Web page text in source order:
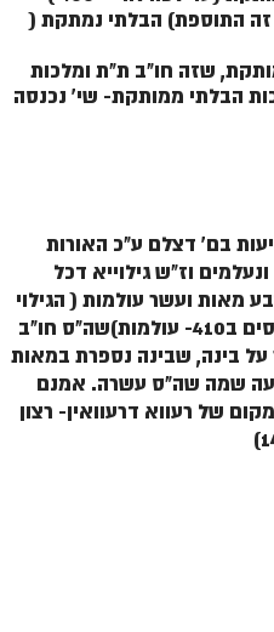
ועשרה נוספות ממלכות (10 זה התוספת) הבלתי נמתקת (
של 10 למלכות הבלתי ממותקת- שי' נכנסה
בם' דצלם ע"כ האורות
וז"ש גילוייא דכל
מאות ועשר עולמות ( הגילוי
של כל הראש והגלגלתא שמתכסים ב410- עולמות)שה"ס חו"ב
בינה, שבינה נספרת במאות
שמה שה"ס עשרה. אמנם
של רעווא דרעוואין- רצון